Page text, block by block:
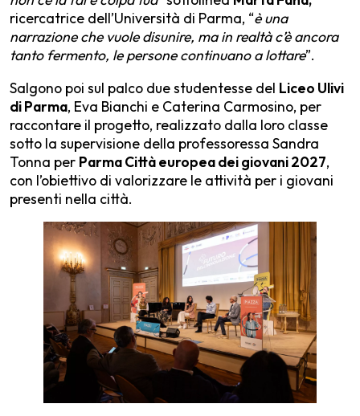
ricercatrice dell’Università di Parma, “è una
narrazione che vuole disunire, ma in realtà c’è ancora
tanto fermento, le persone continuano a lottare”.
Salgono poi sul palco due studentesse del Liceo Ulivi
di Parma, Eva Bianchi e Caterina Carmosino, per
raccontare il progetto, realizzato dalla loro classe
sotto la supervisione della professoressa Sandra
Tonna per Parma Città europea dei giovani 2027,
con l’obiettivo di valorizzare le attività per i giovani
presenti nella città.